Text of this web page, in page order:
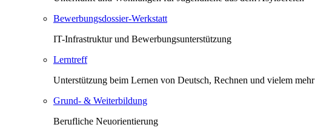
Bewerbungsdossier-Werkstatt
IT-Infrastruktur und Bewerbungsunterstützung
Lerntreff
Unterstützung beim Lernen von Deutsch, Rechnen und vielem mehr
Grund- & Weiterbildung
Berufliche Neuorientierung